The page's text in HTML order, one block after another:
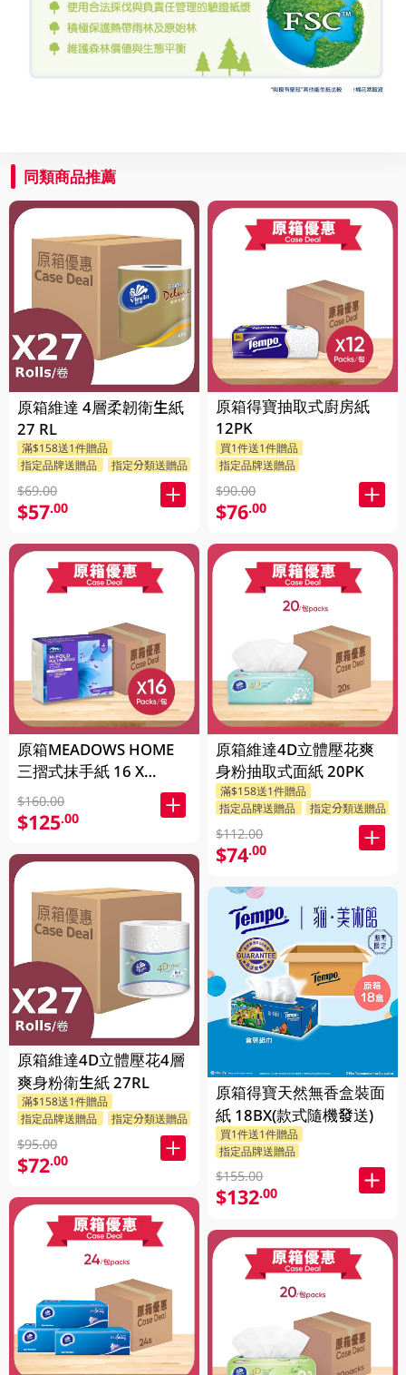
同類商品推薦
原箱維達 4層柔韌衛生紙
27 RL
滿$158送1件贈品
指定品牌送贈品
指定分類送贈品
$69.00
$57.00
原箱MEADOWS HOME
三摺式抹手紙 16 X
250PC
$160.00
$125.00
原箱維達4D立體壓花4層
爽身粉衛生紙 27RL
滿$158送1件贈品
指定品牌送贈品
指定分類送贈品
$95.00
$72.00
原箱得寶抽取式廚房紙
12PK
買1件送1件贈品
指定品牌送贈品
$90.00
$76.00
原箱維達4D立體壓花爽
身粉抽取式面紙 20PK
滿$158送1件贈品
指定品牌送贈品
指定分類送贈品
$112.00
$74.00
原箱得寶天然無香盒裝面
紙 18BX(款式隨機發送)
買1件送1件贈品
指定品牌送贈品
$155.00
$132.00